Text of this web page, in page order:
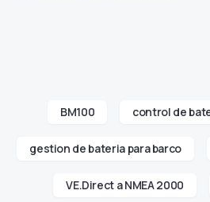
BM100 control de
gestion de bateria para barco
VE.Direct a NMEA 2000